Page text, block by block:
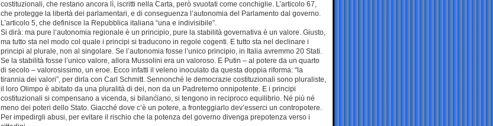
costituzionali, che restano ancora lì, iscritti nella Carta, però svuotati come conchiglie. L’articolo 67,
che protegge la libertà dei parlamentari, e di conseguenza l’autonomia del Parlamento dal governo.
L’articolo 5, che definisce la Repubblica italiana “una e indivisibile”.
Si dirà: ma pure l’autonomia regionale è un principio, pure la stabilità governativa è un valore. Giusto,
ma tutto sta nel modo col quale i principi si traducono in regole cogenti. E tutto sta nel declinare i
principi al plurale, non al singolare. Se l’autonomia fosse l’unico principio, in Italia avremmo 20 Stati.
Se la stabilità fosse l’unico valore, allora Mussolini era un valoroso. E Putin – al potere da un quarto
di secolo – valorosissimo, un eroe. Ecco infatti il veleno inoculato da questa doppia riforma: “la
tirannia dei valori”, per dirla con Carl Schmitt. Sennonché le democrazie costituzionali sono pluraliste,
il loro Olimpo è abitato da una pluralità di dei, non da un Padreterno onnipotente. E i principi
costituzionali si compensano a vicenda, si bilanciano, si tengono in reciproco equilibrio. Né più né
meno dei poteri dello Stato. Giacché dove c’è un potere, a fronteggiarlo dev’esserci un contropotere.
Per impedirgli abusi, per evitare il rischio che la potenza del governo divenga prepotenza verso i